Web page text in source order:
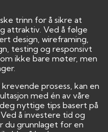
trinn for å sikre at
attraktiv. Ved å følge
design, wireframing,
testing og responsivt
ikke bare møter, men
prosess, kan en
med én av våre
nyttige tips basert på
å investere tid og
du grunnlaget for en